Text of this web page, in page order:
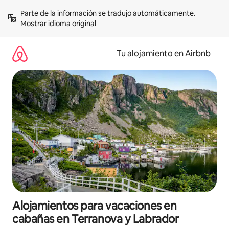
contenidoMostrar idioma original
Tu alojamiento en Airbnb
Alojamientos para vacaciones en
cabañas en Terranova y Labrador